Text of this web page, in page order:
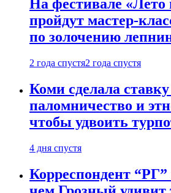
На фестивале «Лето
пройдут мастер-
по золочению
2 года спустя2 года спустя
Коми сделала
паломничество и
чтобы удвоить
4 дня спустя
Корреспондент